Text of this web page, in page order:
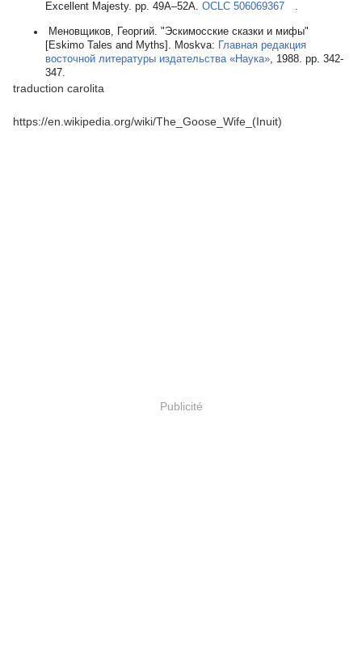
Excellent Majesty. pp. 49A–52A. OCLC 506069367 .
Меновщиков, Георгий. "Эскимосские сказки и мифы"
[Eskimo Tales and Myths]. Moskva:
Главная редакция
восточной литературы издательства «Наука», 1988. pp. 342-
347.
traduction carolita
https://en.wikipedia.org/wiki/The_Goose_Wife_(Inuit)
Publicité